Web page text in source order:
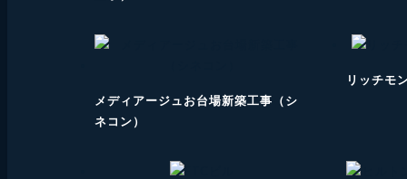
メディアージュお台場新築工事（シ
ネコン）
リッチモ